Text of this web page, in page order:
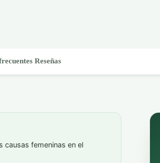
Reseñas
causas femeninas en el